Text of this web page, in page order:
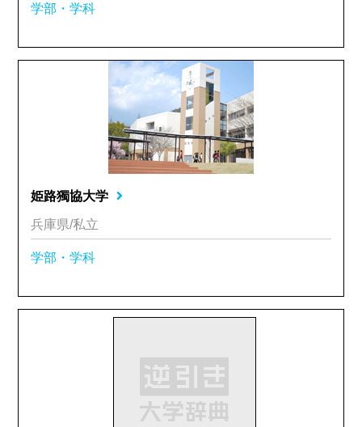
学部・学科
姫路獨協大学
兵庫県/私立
学部・学科